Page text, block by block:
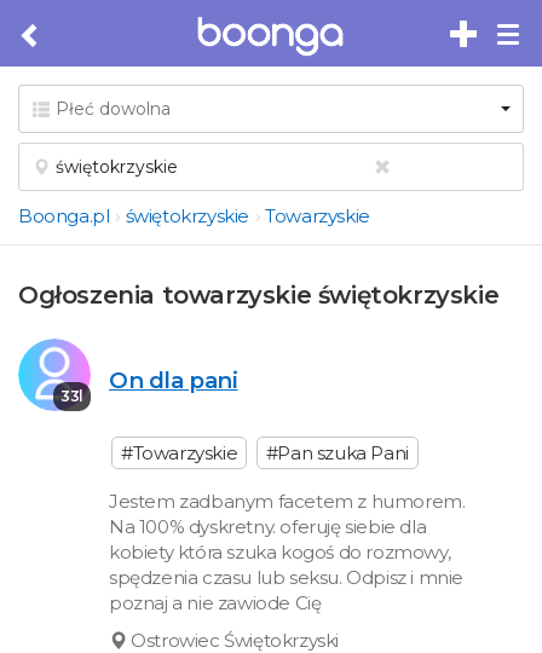
Boonga.pl świętokrzyskie Towarzyskie
Ogłoszenia towarzyskie świętokrzyskie
33l
On dla pani
#Towarzyskie #Pan szuka Pani
Jestem zadbanym facetem z humorem.
Na 100% dyskretny. oferuję siebie dla
kobiety która szuka kogoś do rozmowy,
spędzenia czasu lub seksu. Odpisz i mnie
poznaj a nie zawiode Cię
Ostrowiec Świętokrzyski